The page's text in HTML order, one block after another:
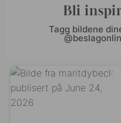
Bli
Tagg bildene